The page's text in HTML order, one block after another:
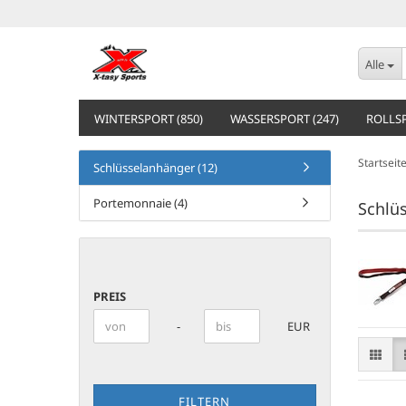
Alle
WINTERSPORT (850) WASSERSPORT (247)
Startseite
Schlüsselanhänger (12)
Portemonnaie (4)
PREIS
Preis bis
- EUR
FILTERN